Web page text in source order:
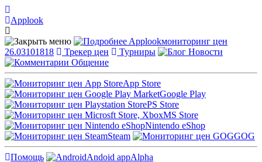
Applook
Applookмониторинг цен
26.03101818
Трекер цен Турниры
Новости
Общение
App Store
Google Play
PS Store
MS Store
Nintendo eShop
Steam
GOG
Помощь Andoid appAlpha